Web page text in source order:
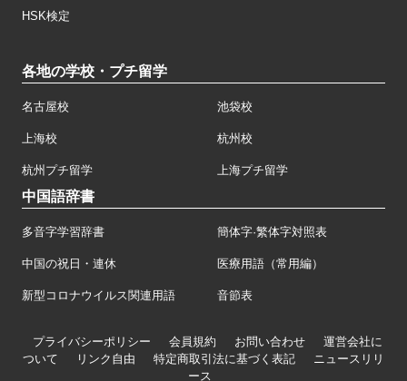
HSK検定
各地の学校・プチ留学
名古屋校 池袋校
上海校 杭州校
杭州プチ留学 上海プチ留学
中国語辞書
多音字学習辞書 簡体字·繁体字対照表
中国の祝日・連休 医療用語（常用編）
新型コロナウイルス関連用語 音節表
プライバシーポリシー 会員規約 お問い合わせ
運営会社に
ついて
リンク自由 特定商取引法に基づく表記
ニュースリリ
ース